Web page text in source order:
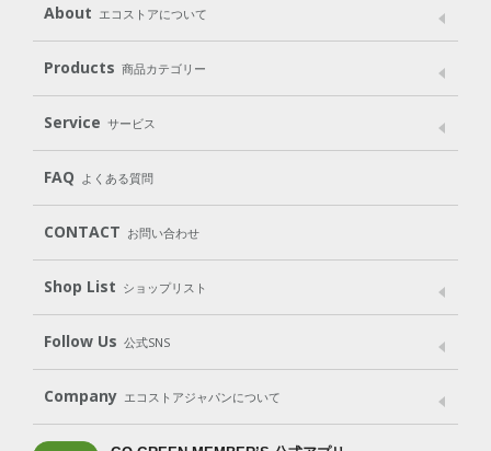
About エコストアについて
メッセージ ブランドストーリー
パッケージへのこだわり
動物実験をしない
Products 商品カテゴリー
Laundry
Cleaning Baby Kids
Body（ボディ） Hair（ヘア） Oral care（オーラルケア）
Goods （グッズ）
Gift set
Service サービス
User Guide
Subscription（定期便）
FAQ よくある質問
CONTACT お問い合わせ
Shop List ショップリスト
Shop List
Follow Us 公式SNS
LINE＠ Instagram Facebook
Company エコストアジャパンについて
会社案内 ご利用規約 プライバシーポリシー